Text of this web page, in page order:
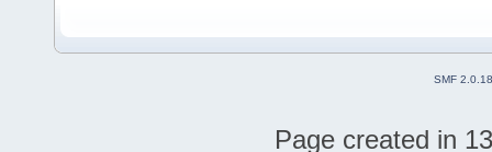
SMF 2.0.18
Page created in